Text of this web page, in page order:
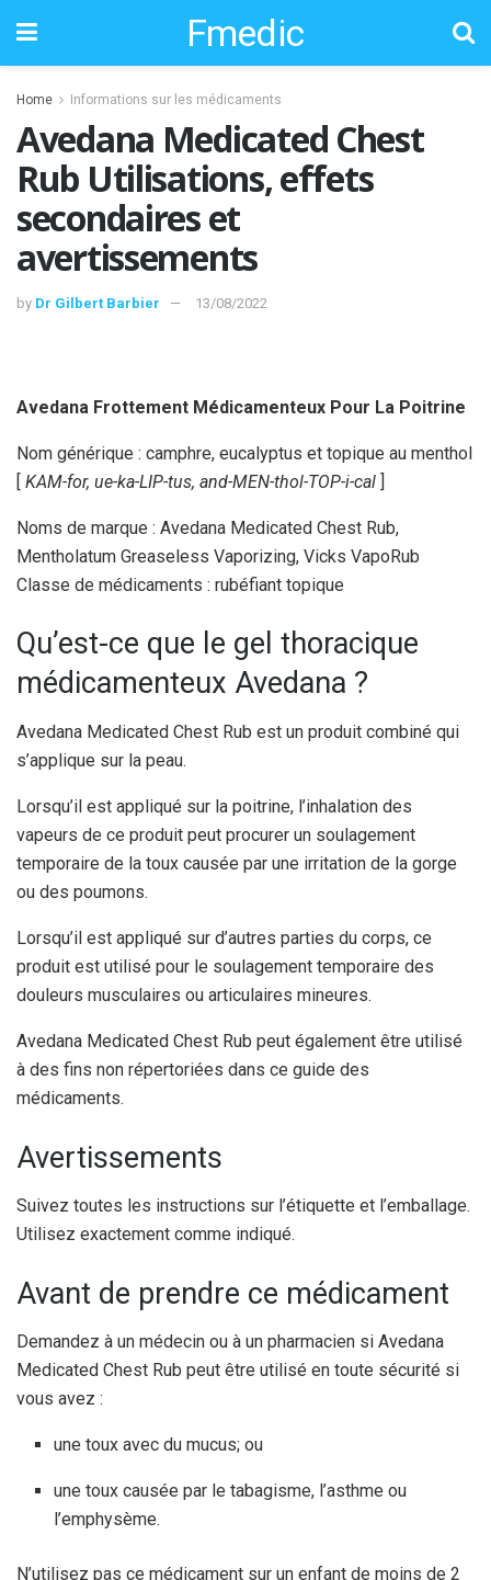
Fmedic
Home Informations sur les médicaments
Avedana Medicated Chest
Rub Utilisations, effets
secondaires et
avertissements
by Dr Gilbert Barbier 13/08/2022
Avedana Frottement Médicamenteux Pour La Poitrine
Nom générique : camphre, eucalyptus et topique au menthol
[ KAM-for, ue-ka-LIP-tus, and-MEN-thol-TOP-i-cal ]
Noms de marque : Avedana Medicated Chest Rub,
Mentholatum Greaseless Vaporizing, Vicks VapoRub
Classe de médicaments : rubéfiant topique
Qu’est-ce que le gel thoracique
médicamenteux Avedana ?
Avedana Medicated Chest Rub est un produit combiné qui
s’applique sur la peau.
Lorsqu’il est appliqué sur la poitrine, l’inhalation des
vapeurs de ce produit peut procurer un soulagement
temporaire de la toux causée par une irritation de la gorge
ou des poumons.
Lorsqu’il est appliqué sur d’autres parties du corps, ce
produit est utilisé pour le soulagement temporaire des
douleurs musculaires ou articulaires mineures.
Avedana Medicated Chest Rub peut également être utilisé
à des fins non répertoriées dans ce guide des
médicaments.
Avertissements
Suivez toutes les instructions sur l’étiquette et l’emballage.
Utilisez exactement comme indiqué.
Avant de prendre ce médicament
Demandez à un médecin ou à un pharmacien si Avedana
Medicated Chest Rub peut être utilisé en toute sécurité si
vous avez :
une toux avec du mucus; ou
une toux causée par le tabagisme, l’asthme ou
l’emphysème.
N’utilisez pas ce médicament sur un enfant de moins de 2